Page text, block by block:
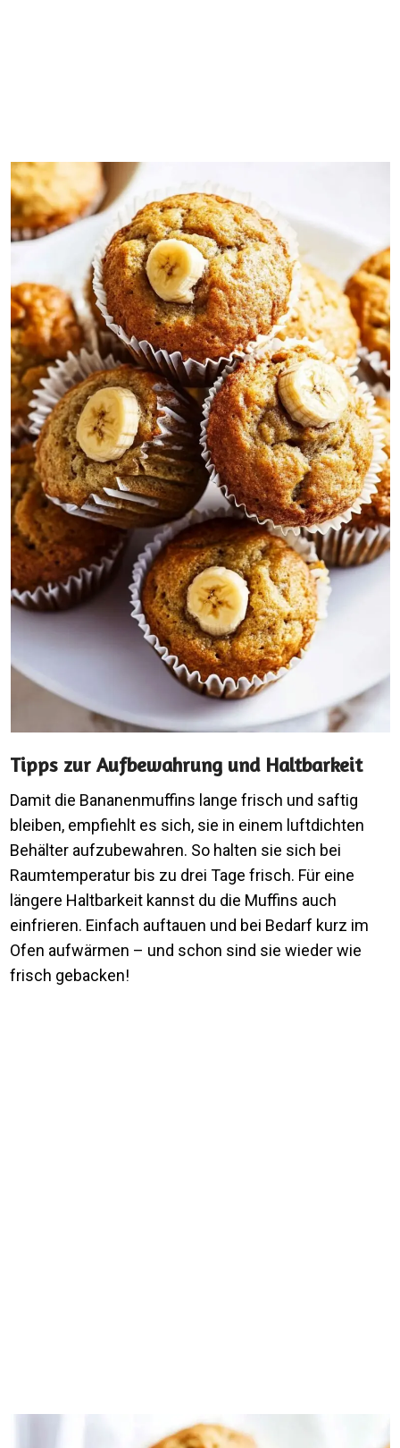
Tipps zur Aufbewahrung und Haltbarkeit
Damit die Bananenmuffins lange frisch und saftig
bleiben, empfiehlt es sich, sie in einem luftdichten
Behälter aufzubewahren. So halten sie sich bei
Raumtemperatur bis zu drei Tage frisch. Für eine
längere Haltbarkeit kannst du die Muffins auch
einfrieren. Einfach auftauen und bei Bedarf kurz im
Ofen aufwärmen – und schon sind sie wieder wie
frisch gebacken!